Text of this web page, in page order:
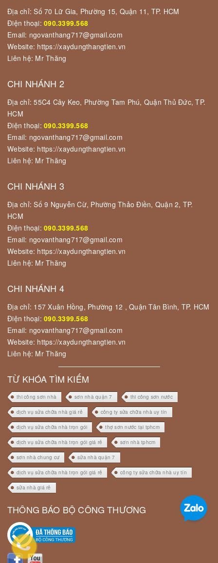
Địa chỉ: Số 70 Lữ Gia, Phường 15, Quận 11, TP. HCM
Điện thoại: 090.3399.568
Email: ngovanthang717@gmail.com
Website: https://xaydungthangtien.vn
Liên hệ: Mr Thăng
CHI NHÁNH 2
Địa chỉ: 55C4 Cây Keo, Phường Tam Phú, Quận Thủ Đức, TP.
HCM
Điện thoại: 090.3399.568
Email: ngovanthang717@gmail.com
Website: https://xaydungthangtien.vn
Liên hệ: Mr Thăng
CHI NHÁNH 3
Địa chỉ: Số 9 Nguyễn Cừ, Phường Thảo Điền, Quận 2, TP.
HCM
Điện thoại: 090.3399.568
Email: ngovanthang717@gmail.com
Website: https://xaydungthangtien.vn
Liên hệ: Mr Thăng
CHI NHÁNH 4
Địa chỉ: 157 Xuân Hồng, Phường 12 , Quận Tân Bình, TP. HCM
Điện thoại: 090.3399.568
Email: ngovanthang717@gmail.com
Website: https://xaydungthangtien.vn
Liên hệ: Mr Thăng
TỪ KHÓA TÌM KIẾM
thi công sơn nhà sơn nhà quận 7 thi công sơn nước
dịch vụ sửa chữa nhà giá rẻ công ty sửa chữa nhà uy tín
dịch vụ sửa chữa nhà trọn gói thợ sơn nước tại tphcm
dịch vụ sửa chữa nhà trọn gói giá rẻ sơn nhà tphcm
sơn nhà chung cư sửa nhà quận 7
dịch vụ sửa chữa nhà trọn gói giá rẻ công ty sửa chữa nhà uy tín
sửa nhà giá rẻ
THÔNG BÁO BỘ CÔNG THƯƠNG